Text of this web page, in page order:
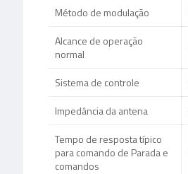
Método de modulação
Alcance de operação
normal
Sistema de controle
Impedância da antena
Tempo de resposta típico
para comando de Parada e
comandos